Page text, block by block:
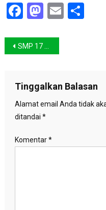
Facebook
Mastodon
Email
Navigasi
SMP 17 Kendari Optimis Raih Adiwiyata Mandiri
Tinggalkan Balasan
Alamat email Anda tidak
ditandai *
Komentar*